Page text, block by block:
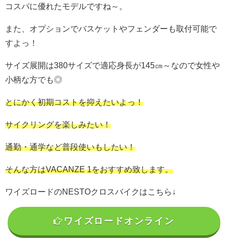
コスパに優れたモデルですね～。
また、オプションでバスケットやフェンダーも取付可能で
すよっ！
サイズ展開は380サイズで適応身長が145㎝～なので女性や
小柄な方でも◎
とにかく初期コストを抑えたいよっ！
サイクリングを楽しみたい！
通勤・通学など普段使いもしたい！
そんな方はVACANZE 1をおすすめ致します。
ワイズロードのNESTOクロスバイクはこちら↓
ワイズロードオンライン